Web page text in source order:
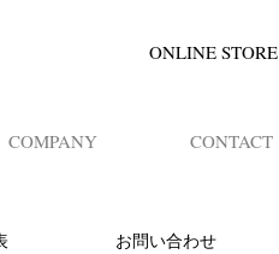
ONLINE STORE
COMPANY CONTACT
お問い合わせ